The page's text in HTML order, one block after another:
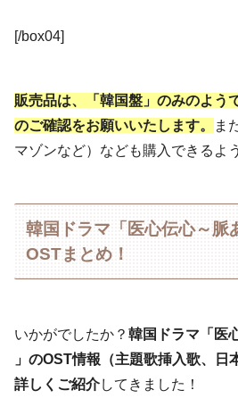
[/box04]
販売品は、「韓国盤」のみのよう
のご確認をお願いいたします。
ま
マゾンなど）なども購入できるよ
韓国ドラマ「医心伝心～脈
OSTまとめ！
いかがでしたか？ 韓国ドラマ「医
」のOST情報（主題歌挿入歌、日
詳しくご紹介してきました！